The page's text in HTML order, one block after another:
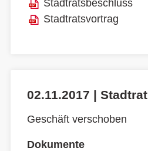
Stadtratsbeschluss
Stadtratsvortrag
02.11.2017 | Stadtrat
Geschäft verschoben
Dokumente